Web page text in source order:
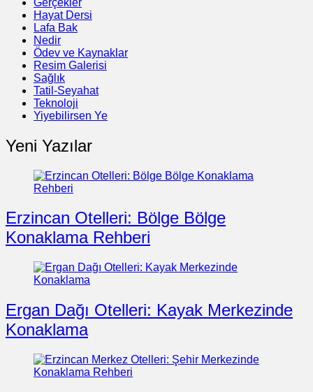
Hayat Dersi
Lafa Bak
Nedir
Ödev ve Kaynaklar
Resim Galerisi
Sağlık
Tatil-Seyahat
Teknoloji
Yiyebilirsen Ye
Yeni Yazılar
Erzincan Otelleri: Bölge Bölge
Konaklama Rehberi
Ergan Dağı Otelleri: Kayak Merkezinde
Konaklama